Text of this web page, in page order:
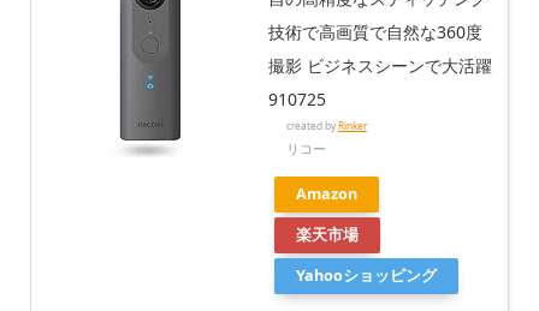
技術で高画質で自然な360度
撮影 ビジネスシーンで大活躍
910725
created byRinker
リコー
Amazon
楽天市場
Yahooショッピング